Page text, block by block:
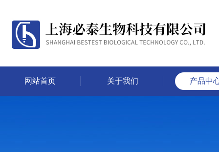
网站首页 关于我们 产品中